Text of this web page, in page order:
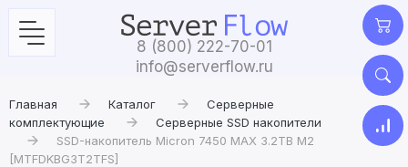
8 (800) 222-70-01
info@serverflow.ru
Главная Каталог
Серверные
комплектующие
Серверные SSD накопители
SSD-накопитель Micron 7450 MAX 3.2TB M2
[MTFDKBG3T2TFS]